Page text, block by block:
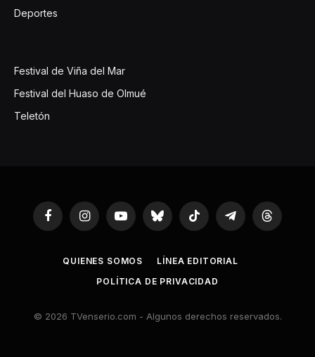
Deportes
Festival de Viña del Mar
Festival del Huaso de Olmué
Teletón
FacebookInstagramYouTubeBluesky TikTok TelegramThreads
QUIENES SOMOS
LÍNEA EDITORIAL
POLÍTICA DE PRIVACIDAD
© 2026 TVenserio.com - Algunos derechos reservados.